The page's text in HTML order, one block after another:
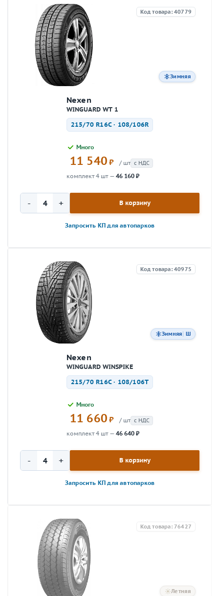
Зимняя
Код товара: 40779
Nexen
WINGUARD WT 1
215/70 R16C · 108/106R
Много
11 540 ₽ / шт с НДС
комплект 4 шт — 46 160 ₽
- + В корзину
Запросить КП для автопарков
Зимняя Ш
Код товара: 40975
Nexen
WINGUARD WINSPIKE
215/70 R16C · 108/106T
Много
11 660 ₽ / шт с НДС
комплект 4 шт — 46 640 ₽
- + В корзину
Запросить КП для автопарков
Летняя
Код товара: 76427